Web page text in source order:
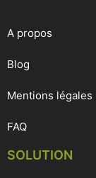
A propos
Blog
Mentions légales
FAQ
SOLUTION